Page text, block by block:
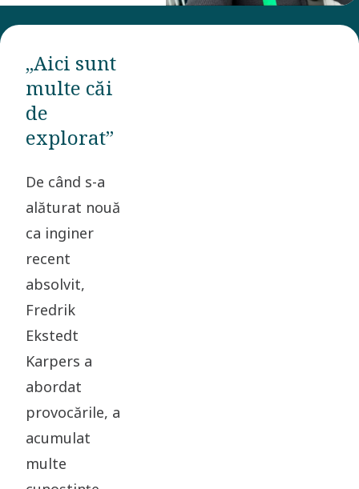
„Aici sunt
multe căi
de
explorat”
De când s-a
alăturat nouă
ca inginer
recent
absolvit,
Fredrik
Ekstedt
Karpers a
abordat
provocările, a
acumulat
multe